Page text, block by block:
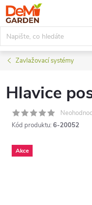
Přejít
na
obsah
Zavlažovací systémy
Hlavice
Kód produktu: 6-20052
Akce